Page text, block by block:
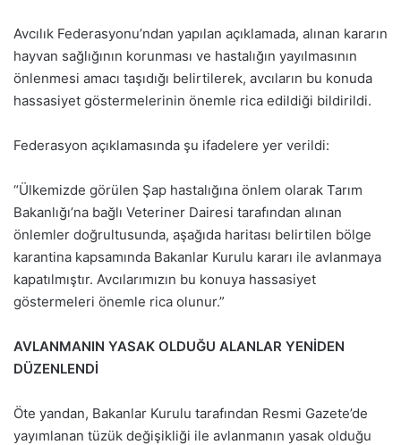
Avcılık Federasyonu’ndan yapılan açıklamada, alınan kararın
hayvan sağlığının korunması ve hastalığın yayılmasının
önlenmesi amacı taşıdığı belirtilerek, avcıların bu konuda
hassasiyet göstermelerinin önemle rica edildiği bildirildi.
Federasyon açıklamasında şu ifadelere yer verildi:
“Ülkemizde görülen Şap hastalığına önlem olarak Tarım
Bakanlığı’na bağlı Veteriner Dairesi tarafından alınan
önlemler doğrultusunda, aşağıda haritası belirtilen bölge
karantina kapsamında Bakanlar Kurulu kararı ile avlanmaya
kapatılmıştır. Avcılarımızın bu konuya hassasiyet
göstermeleri önemle rica olunur.”
AVLANMANIN YASAK OLDUĞU ALANLAR YENİDEN
DÜZENLENDİ
Öte yandan, Bakanlar Kurulu tarafından Resmi Gazete’de
yayımlanan tüzük değişikliği ile avlanmanın yasak olduğu